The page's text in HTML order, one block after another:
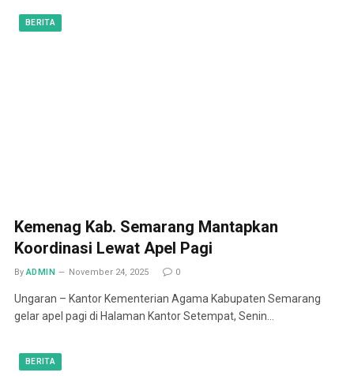
BERITA
Kemenag Kab. Semarang Mantapkan
Koordinasi Lewat Apel Pagi
By ADMIN November 24, 2025 0
Ungaran – Kantor Kementerian Agama Kabupaten Semarang
gelar apel pagi di Halaman Kantor Setempat, Senin…
BERITA